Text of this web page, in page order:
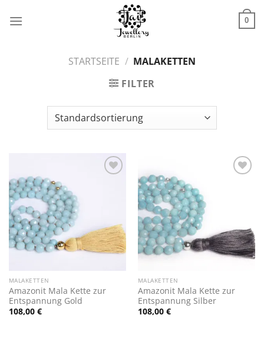
Inhalt
0
STARTSEITE / MALAKETTEN
FILTER
MALAKETTEN
Amazonit Mala Kette zur
Entspannung Gold
108,00 €
MALAKETTEN
Amazonit Mala Kette zur
Entspannung Silber
108,00 €